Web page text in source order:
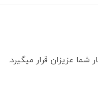
شما عزیزان قرار میگیرد.